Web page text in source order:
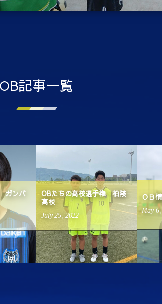
OB記事一覧
ガンバ
OBたちの高校選手権 柏陵
高校
July 25, 2022
ＯＢ
May 6,